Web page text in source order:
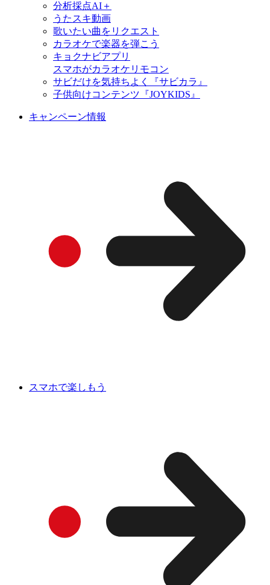
分析採点AI＋
うたスキ動画
歌いたい曲をリクエスト
カラオケで楽器を弾こう
キョクナビアプリ
スマホがカラオケリモコン
サビだけを気持ちよく『サビカラ』
子供向けコンテンツ『JOYKIDS』
キャンペーン情報
スマホで楽しもう